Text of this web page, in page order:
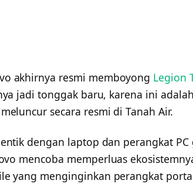
akhirnya resmi memboyong Legion
jadi tonggak baru, karena ini
secara resmi di Tanah Air.
dengan laptop dan perangkat PC
mencoba memperluas
yang menginginkan perangkat